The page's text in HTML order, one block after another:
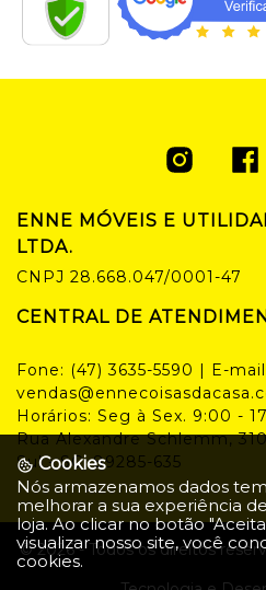
ENNE MÓVEIS E
LTDA.
CNPJ 28.668.047/0001-47
CENTRAL DE
Fone: (47) 3635-5590 | E-
Horários: Seg à Sex. 9:00 -
Rua Alexandre Schlemm,
Sul - SC, 89285-635
©2026- Todos os direitos
Cookies
Nós armazenamos dados
melhorar a sua experiência
loja. Ao clicar no botão
visualizar nosso site, você
cookies.